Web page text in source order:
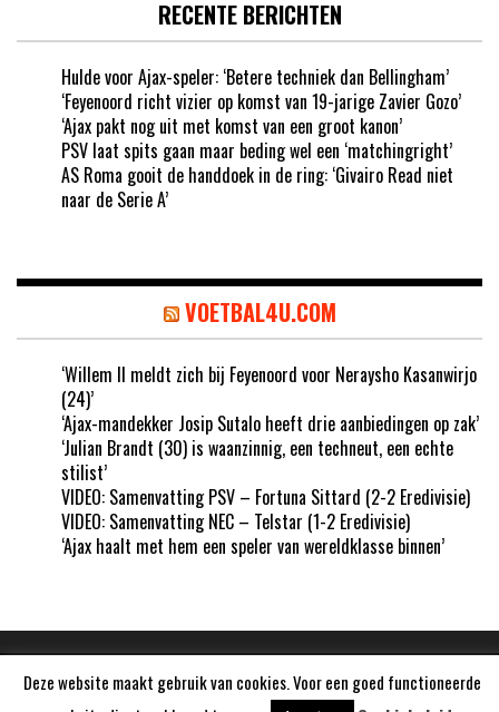
RECENTE BERICHTEN
Hulde voor Ajax-speler: ‘Betere techniek dan Bellingham’
‘Feyenoord richt vizier op komst van 19-jarige Zavier Gozo’
‘Ajax pakt nog uit met komst van een groot kanon’
PSV laat spits gaan maar beding wel een ‘matchingright’
AS Roma gooit de handdoek in de ring: ‘Givairo Read niet
naar de Serie A’
VOETBAL4U.COM
‘Willem II meldt zich bij Feyenoord voor Neraysho Kasanwirjo
(24)’
‘Ajax-mandekker Josip Sutalo heeft drie aanbiedingen op zak’
‘Julian Brandt (30) is waanzinnig, een techneut, een echte
stilist’
VIDEO: Samenvatting PSV – Fortuna Sittard (2-2 Eredivisie)
VIDEO: Samenvatting NEC – Telstar (1-2 Eredivisie)
‘Ajax haalt met hem een speler van wereldklasse binnen’
Aangedreven doorWordPress
Deze website maakt gebruik van cookies. Voor een goed functioneerde